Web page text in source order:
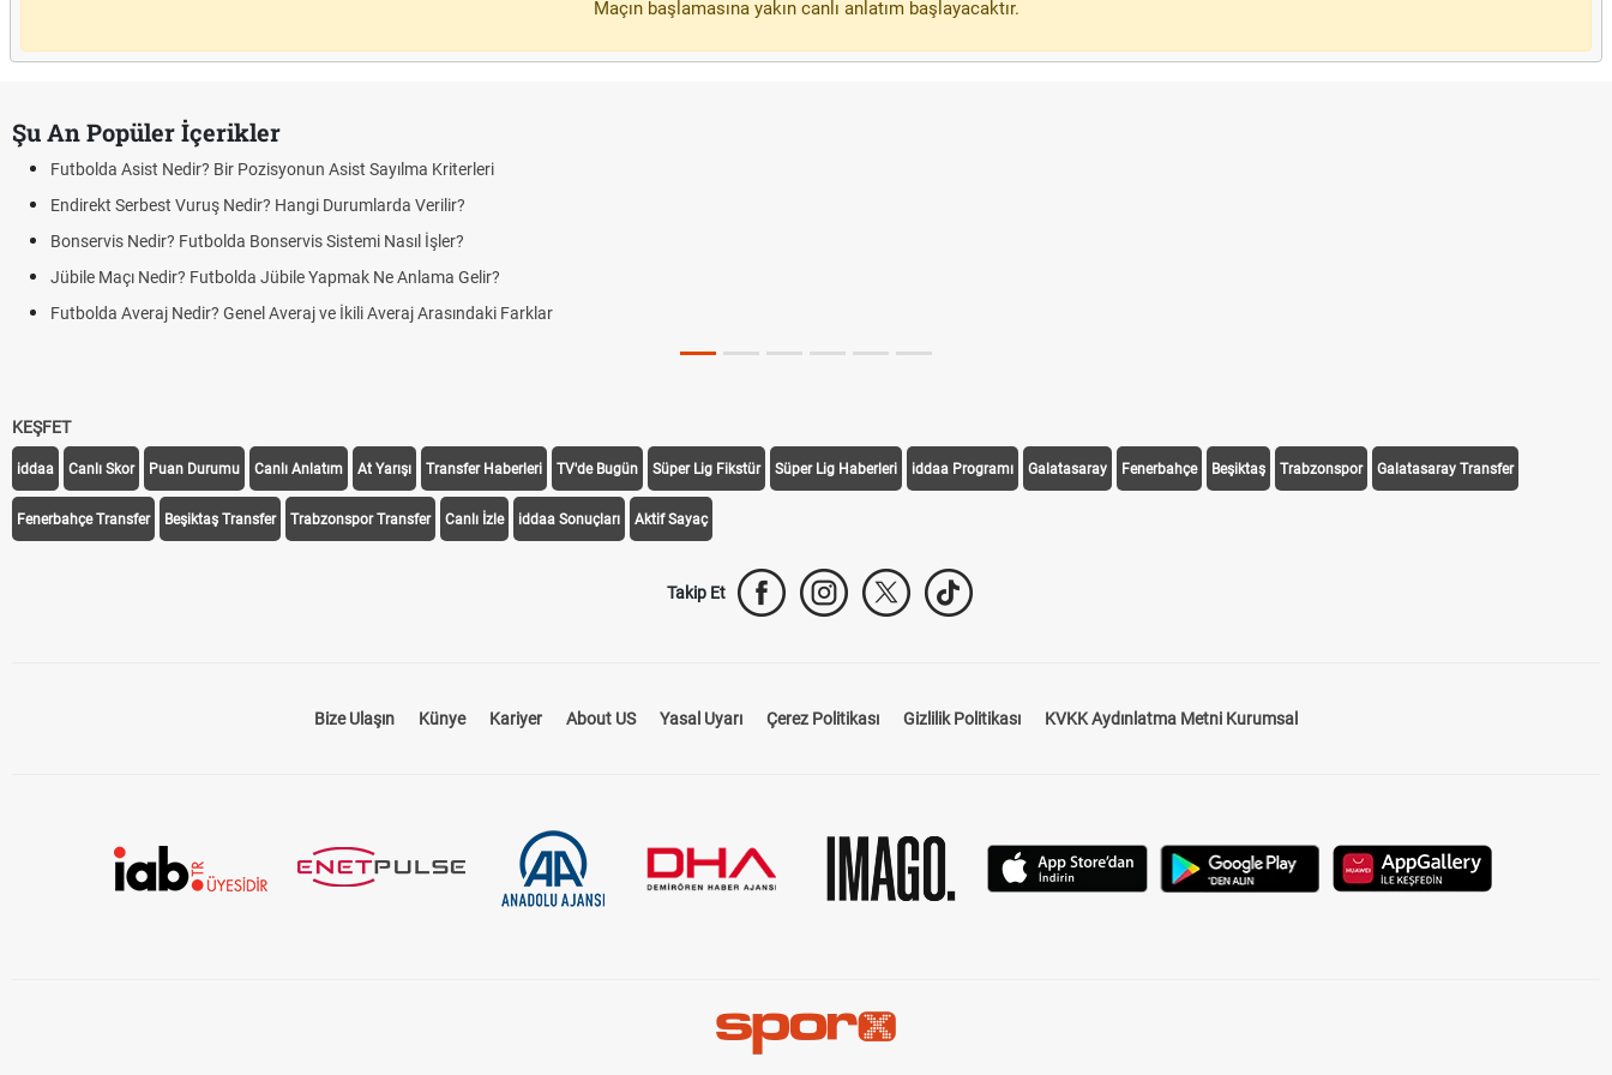
Maçın başlamasına yakın canlı anlatım başlayacaktır.
Şu An Popüler İçerikler
Futbolda Asist Nedir? Bir Pozisyonun Asist Sayılma Kriterleri
Endirekt Serbest Vuruş Nedir? Hangi Durumlarda Verilir?
Bonservis Nedir? Futbolda Bonservis Sistemi Nasıl İşler?
Jübile Maçı Nedir? Futbolda Jübile Yapmak Ne Anlama Gelir?
Futbolda Averaj Nedir? Genel Averaj ve İkili Averaj Arasındaki Farklar
KEŞFET
iddaa Canlı Skor Puan Durumu Canlı Anlatım At Yarışı Transfer Haberleri TV'de Bugün Süper Lig Fikstür Süper Lig Haberleri iddaa Programı Galatasaray Fenerbahçe Beşiktaş Trabzonspor Galatasaray Transfer
Fenerbahçe Transfer Beşiktaş Transfer Trabzonspor Transfer Canlı İzle iddaa Sonuçları Aktif Sayaç
Takip Et
Bize Ulaşın Künye Kariyer About US Yasal Uyarı Çerez Politikası Gizlilik Politikası KVKK Aydınlatma Metni Kurumsal